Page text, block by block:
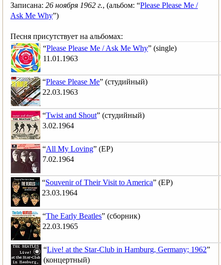
Записана: 26 ноября 1962 г., (альбом: “Please Please Me /
Ask Me Why”)
Песня присутствует на альбомах:
“Please Please Me / Ask Me Why” (single)
11.01.1963
“Please Please Me” (студийный)
22.03.1963
“Twist and Shout” (студийный)
3.02.1964
“All My Loving” (EP)
7.02.1964
“Souvenir of Their Visit to America” (EP)
23.03.1964
“The Early Beatles” (сборник)
22.03.1965
“Live! at the Star-Club in Hamburg, Germany; 1962”
(концертный)